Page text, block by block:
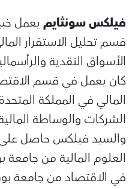
فيلكس سونثايميعمل
قسم تحليل الاستقرار
الأسواق النقدية
كان يعمل في قسم
المالي في المملكة
الشركات والوساطة
والسيد فيلكس حاصل على
العلوم المالية من جامعة
في الاقتصاد من جامعة